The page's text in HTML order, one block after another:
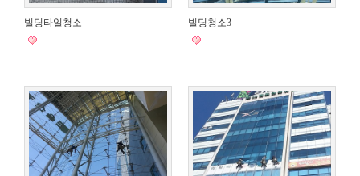
빌딩타일청소 빌딩청소3